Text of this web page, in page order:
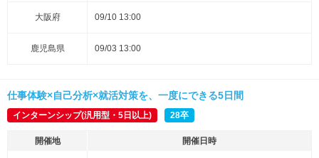
大阪府 09/10 13:00
鹿児島県 09/03 13:00
仕事体験×自己分析×就活対策を、一度にできる5日間
インターンシップ(汎用型・5日以上) 28卒
開催地 開催日時